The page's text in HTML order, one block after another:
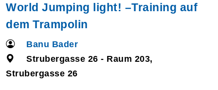
World Jumping light! –Training auf
dem Trampolin
Banu Bader
Strubergasse 26 - Raum 203,
Strubergasse 26